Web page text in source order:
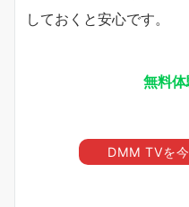
しておくと安心です。
無料体
DMM TVを